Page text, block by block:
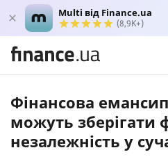
Multi від Finance.ua
(8,9K+)
Фінансова
можуть зберігати
незалежність у